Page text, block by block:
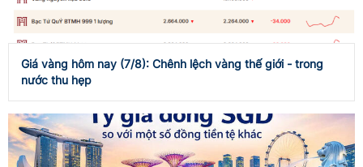
Giá vàng hôm nay (7/8): Chênh lệch vàng thế giới - trong
nước thu hẹp